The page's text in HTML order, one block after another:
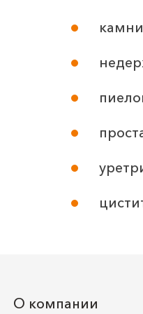
О компании